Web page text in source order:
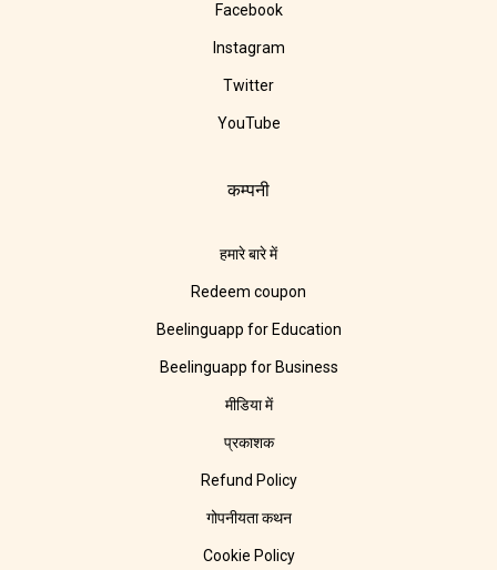
Facebook
Instagram
Twitter
YouTube
कम्पनी
हमारे बारे में
Redeem coupon
Beelinguapp for Education
Beelinguapp for Business
मीडिया में
प्रकाशक
Refund Policy
गोपनीयता कथन
Cookie Policy